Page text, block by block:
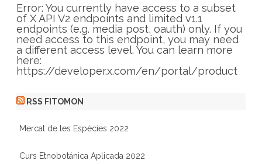
r
i
e
s
Error: You currently have access to a subset
of X API V2 endpoints and limited v1.1
endpoints (e.g. media post, oauth) only. If you
need access to this endpoint, you may need
a different access level. You can learn more
here:
https://developer.x.com/en/portal/product
RSS FITOMON
Mercat de les Espècies 2022
Curs Etnobotánica Aplicada 2022